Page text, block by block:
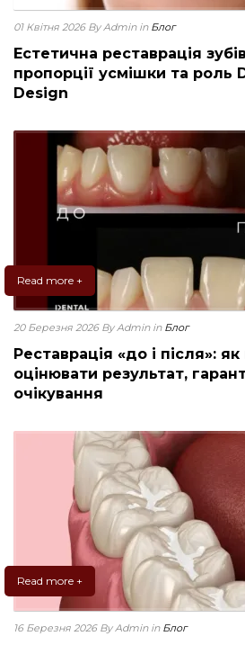
01 Квітня 2026 By Admin in Блог
Естетична реставрація
пропорції усмішки та роль
Design
Read more +
20 Березня 2026 By Admin in Блог
Реставрація «до і після»:
оцінювати результат,
очікування
Read more +
16 Березня 2026 By Admin in Блог